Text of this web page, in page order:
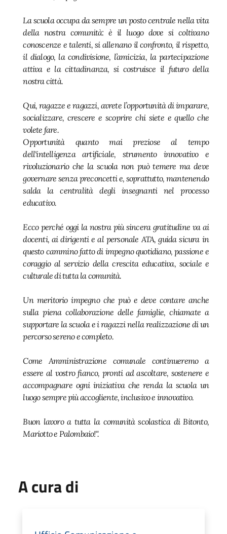
La scuola occupa da sempre un posto centrale nella vita
della nostra comunità: è il luogo dove si coltivano
conoscenze e talenti, si allenano il confronto, il rispetto,
il dialogo, la condivisione, l’amicizia, la partecipazione
attiva e la cittadinanza, si costruisce il futuro della
nostra città.
Qui, ragazze e ragazzi, avrete l’opportunità di imparare,
socializzare, crescere e scoprire chi siete e quello che
volete fare.
Opportunità quanto mai preziose al tempo
dell'intelligenza artificiale, strumento innovativo e
rivoluzionario che la scuola non può temere ma deve
governare senza preconcetti e, soprattutto, mantenendo
salda la centralità degli insegnanti nel processo
educativo.
Ecco perché oggi la nostra più sincera gratitudine va ai
docenti, ai dirigenti e al personale ATA, guida sicura in
questo cammino fatto di impegno quotidiano, passione e
coraggio al servizio della crescita educativa, sociale e
culturale di tutta la comunità.
Un meritorio impegno che può e deve contare anche
sulla piena collaborazione delle famiglie, chiamate a
supportare la scuola e i ragazzi nella realizzazione di un
percorso sereno e completo.
Come Amministrazione comunale continueremo a
essere al vostro fianco, pronti ad ascoltare, sostenere e
accompagnare ogni iniziativa che renda la scuola un
luogo sempre più accogliente, inclusivo e innovativo.
Buon lavoro a tutta la comunità scolastica di Bitonto,
Mariotto e Palombaio!".
A cura di